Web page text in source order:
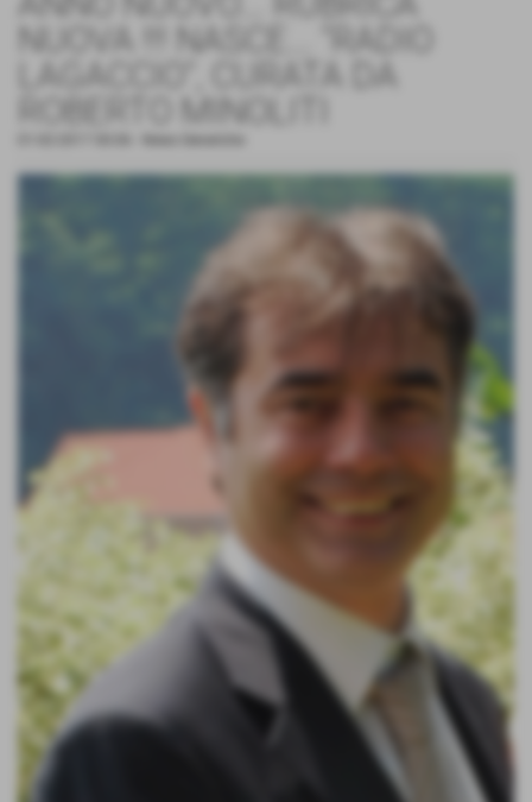
NUOVA !!! NASCE... "RADIO
ROBERTO MINOLITI